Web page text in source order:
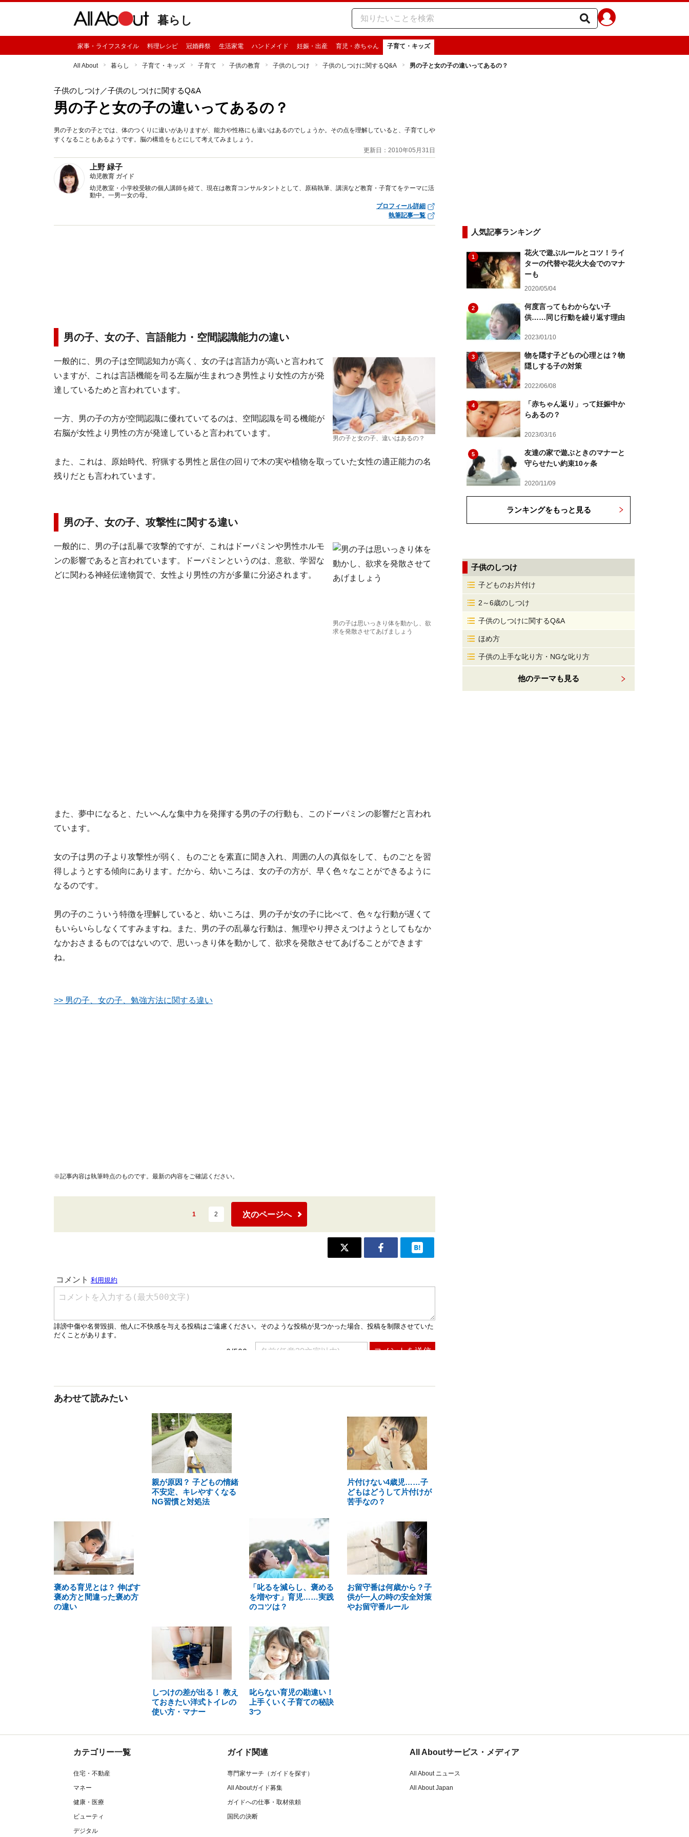
暮らし
家事・ライフスタイル 料理レシピ 冠婚葬祭 生活家電 ハンドメイド 妊娠・出産 育児・赤ちゃん 子育て・キッズ
All About 暮らし 子育て・キッズ 子育て 子供の教育 子供のしつけ 子供のしつけに関するQ&A 男の子と女の子の違いってあるの？
子供のしつけ ／子供のしつけに関するQ&A
男の子と女の子の違いってあるの？
男の子と女の子とでは、体のつくりに違いがありますが、能力や性格にも違いはあるのでしょうか。その点を理解していると、子育てしや
すくなることもあるようです。脳の構造をもとにして考えてみましょう。
更新日：2010年05月31日
上野 緑子
幼児教育 ガイド
幼児教室・小学校受験の個人講師を経て、現在は教育コンサルタントとして、原稿執筆、講演など教育・子育てをテーマに活
動中。一男一女の母。
プロフィール詳細
執筆記事一覧
男の子、女の子、言語能力・空間認識能力の違い
男の子と女の子、違いはあるの？
一般的に、男の子は空間認知力が高く、女の子は言語力が高いと言われて
いますが、これは言語機能を司る左脳が生まれつき男性より女性の方が発
達しているためと言われています。
一方、男の子の方が空間認識に優れていてるのは、空間認識を司る機能が
右脳が女性より男性の方が発達していると言われています。
また、これは、原始時代、狩猟する男性と居住の回りで木の実や植物を取っていた女性の適正能力の名
残りだとも言われています。
男の子、女の子、攻撃性に関する違い
男の子は思いっきり体を動かし、欲
求を発散させてあげましょう
一般的に、男の子は乱暴で攻撃的ですが、これはドーパミンや男性ホルモ
ンの影響であると言われています。ドーパミンというのは、意欲、学習な
どに関わる神経伝達物質で、女性より男性の方が多量に分泌されます。
また、夢中になると、たいへんな集中力を発揮する男の子の行動も、このドーパミンの影響だと言われ
ています。
女の子は男の子より攻撃性が弱く、ものごとを素直に聞き入れ、周囲の人の真似をして、ものごとを習
得しようとする傾向にあります。だから、幼いころは、女の子の方が、早く色々なことができるように
なるのです。
男の子のこういう特徴を理解していると、幼いころは、男の子が女の子に比べて、色々な行動が遅くて
もいらいらしなくてすみますね。また、男の子の乱暴な行動は、無理やり押さえつけようとしてもなか
なかおさまるものではないので、思いっきり体を動かして、欲求を発散させてあげることができます
ね。
>> 男の子、女の子、勉強方法に関する違い
※記事内容は執筆時点のものです。最新の内容をご確認ください。
1 2 次のページへ
あわせて読みたい
親が原因？ 子どもの情緒
不安定、キレやすくなる
NG習慣と対処法
片付けない4歳児……子
どもはどうして片付けが
苦手なの？
褒める育児とは？ 伸ばす
褒め方と間違った褒め方
の違い
「叱るを減らし、褒める
を増やす」育児……実践
のコツは？
お留守番は何歳から？子
供が一人の時の安全対策
やお留守番ルール
しつけの差が出る！ 教え
ておきたい洋式トイレの
使い方・マナー
叱らない育児の勘違い！
上手くいく子育ての秘訣
3つ
人気記事ランキング
1
花火で遊ぶルールとコツ！ライ
ターの代替や花火大会でのマナ
ーも
2020/05/04
2
何度言ってもわからない子
供……同じ行動を繰り返す理由
2023/01/10
3
物を隠す子どもの心理とは？物
隠しする子の対策
2022/06/08
4
「赤ちゃん返り」って妊娠中か
らあるの？
2023/03/16
5
友達の家で遊ぶときのマナーと
守らせたい約束10ヶ条
2020/11/09
ランキングをもっと見る
子供のしつけ
子どものお片付け
2～6歳のしつけ
子供のしつけに関するQ&A
ほめ方
子供の上手な叱り方・NGな叱り方
他のテーマも見る
カテゴリー一覧
住宅・不動産
マネー
健康・医療
ビューティ
デジタル
ガイド関連
専門家サーチ（ガイドを探す）
All Aboutガイド募集
ガイドへの仕事・取材依頼
国民の決断
All Aboutサービス・メディア
All About ニュース
All About Japan